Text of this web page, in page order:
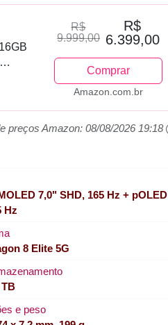
R$
9.999,00
R$
6.399,00
Comprar
Amazon.com.br
preços Amazon: 08/08/2026 19:18
7,0" SHD, 165 Hz + pOLED
Hz
8 Elite 5G
TB
e peso